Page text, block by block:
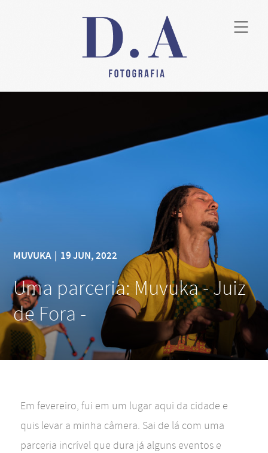
MUVUKA| 19 JUN, 2022
Uma parceria: Muvuka - Juiz
de Fora -
Em fevereiro, fui em um lugar aqui da cidade e
quis levar a minha câmera. Sai de lá com uma
parceria incrível que dura já alguns eventos e